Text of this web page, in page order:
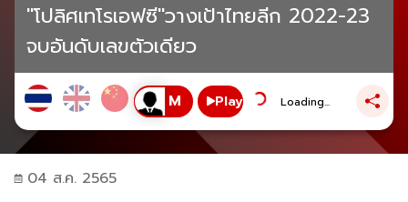
"โปลิศเทโรเอฟซี"วางเป้าไทยลีก 2022-23
จบอันดับเลขตัวเดียว
Play Loading...
04 ส.ค. 2565